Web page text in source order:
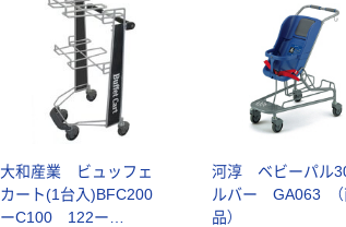
大和産業 ビュッフェ
カート(1台入)BFC200
ーC100 122ー
河淳 ベビーパル
ルバー GA063 （
品）